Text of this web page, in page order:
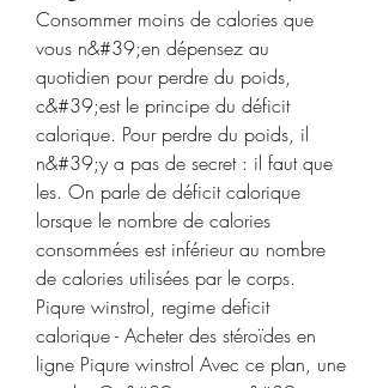
Consommer moins de calories que
vous n&#39;en dépensez au
quotidien pour perdre du poids,
c&#39;est le principe du déficit
calorique. Pour perdre du poids, il
n&#39;y a pas de secret : il faut que
les. On parle de déficit calorique
lorsque le nombre de calories
consommées est inférieur au nombre
de calories utilisées par le corps.
Piqure winstrol, regime deficit
calorique - Acheter des stéroïdes en
ligne Piqure winstrol Avec ce plan, une